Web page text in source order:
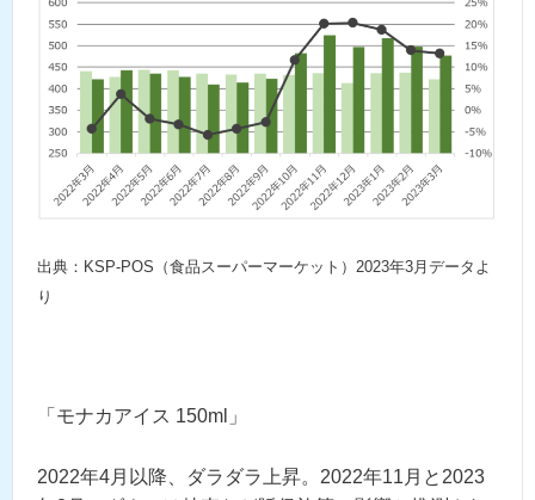
出典：KSP-POS（食品スーパーマーケット）2023年3月データよ
り
「モナカアイス 150ml」
2022年4月以降、ダラダラ上昇。2022年11月と2023